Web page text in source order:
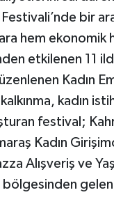
bir
hem ekonomik
etkilenen 11
Kadın
kadın
festival;
Kadın
Alışveriş ve
gelen